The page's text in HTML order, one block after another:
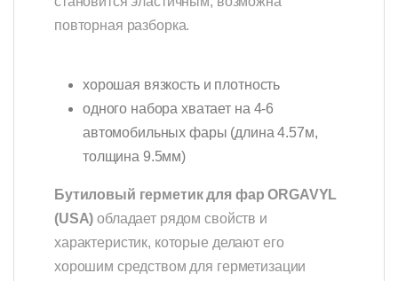
повторная разборка.
хорошая вязкость и плотность
одного набора хватает на 4-6
автомобильных фары (длина 4.57м,
толщина 9.5мм)
Бутиловый герметик для фар ORGAVYL
(USA) обладает рядом свойств и
характеристик, которые делают его
хорошим средством для герметизации